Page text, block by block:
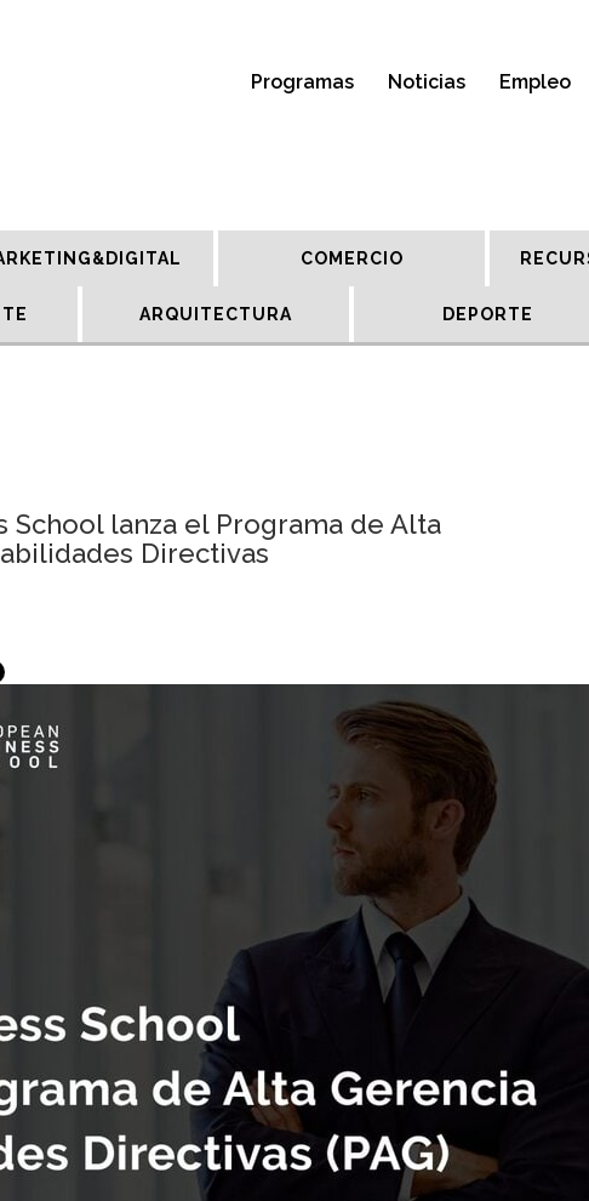
Programas Noticias Empleo
COMERCIO
ARQUITECTURA DEPORTE
School lanza el Programa de Alta
Directivas